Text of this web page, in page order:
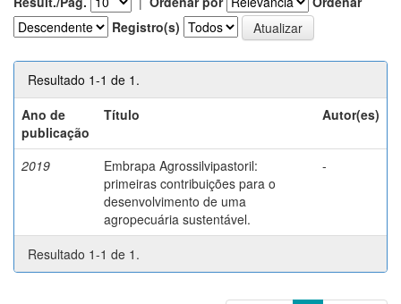
Registro(s)
Resultado 1-1 de 1.
Ano de
publicação
Título Autor(es)
2019
Embrapa Agrossilvipastoril:
primeiras contribuições para o
desenvolvimento de uma
agropecuária sustentável.
-
Resultado 1-1 de 1.